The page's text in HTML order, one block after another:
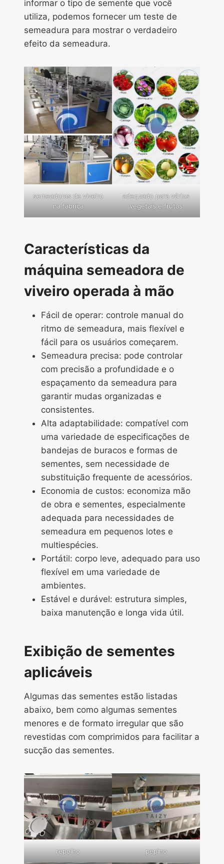
informar o tipo de semente que você
utiliza, podemos fornecer um teste de
semeadura para mostrar o verdadeiro
efeito da semeadura.
semeadoras de viveiro
na fábrica
adequado para vários
vegetais e frutas
Características da
máquina semeadora de
viveiro operada à mão
Fácil de operar: controle manual do
ritmo de semeadura, mais flexível e
fácil para os usuários começarem.
Semeadura precisa: pode controlar
com precisão a profundidade e o
espaçamento da semeadura para
garantir mudas organizadas e
consistentes.
Alta adaptabilidade: compatível com
uma variedade de especificações de
bandejas de buracos e formas de
sementes, sem necessidade de
substituição frequente de acessórios.
Economia de custos: economiza mão
de obra e sementes, especialmente
adequada para necessidades de
semeadura em pequenos lotes e
multiespécies.
Portátil: corpo leve, adequado para uso
flexível em uma variedade de
ambientes.
Estável e durável: estrutura simples,
baixa manutenção e longa vida útil.
Exibição de sementes
aplicáveis
Algumas das sementes estão listadas
abaixo, bem como algumas sementes
menores e de formato irregular que são
revestidas com comprimidos para facilitar a
sucção das sementes.
repolho pepino